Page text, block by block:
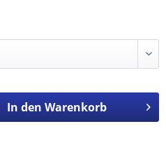
In den Warenkorb